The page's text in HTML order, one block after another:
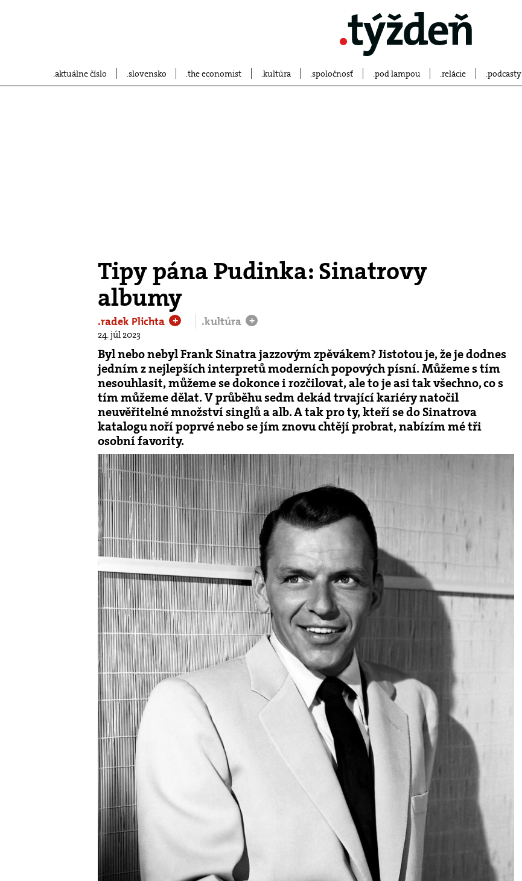
aktuálne číslo slovensko the economist kultúra spoločnosť pod lampou relácie podcasty
Tipy pána Pudinka: Sinatrovy
albumy
.radek Plichta + .kultúra +
24. júl 2023
Byl nebo nebyl Frank Sinatra jazzovým zpěvákem? Jistotou je, že je dodnes
jedním z nejlepších interpretů moderních popových písní. Můžeme s tím
nesouhlasit, můžeme se dokonce i rozčilovat, ale to je asi tak všechno, co s
tím můžeme dělat. V průběhu sedm dekád trvající kariéry natočil
neuvěřitelné množství singlů a alb. A tak pro ty, kteří se do Sinatrova
katalogu noří poprvé nebo se jím znovu chtějí probrat, nabízím mé tři
osobní favority.